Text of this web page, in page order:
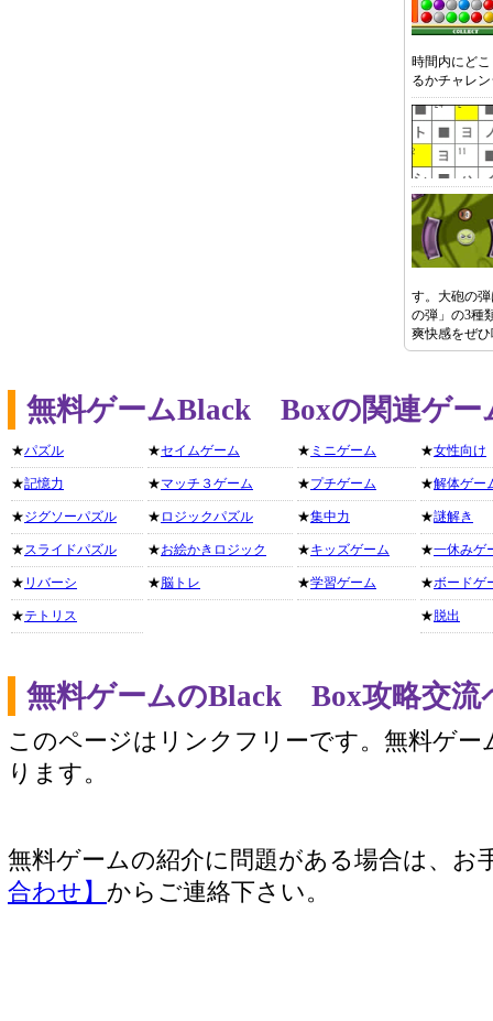
時間内にど
るかチャレ
す。大砲の
の弾」の3種
爽快感をぜ
無料ゲームBlack Boxの関連ゲー
★パズル
★記憶力
★ジグソーパズル
★スライドパズル
★ リバーシ
★テトリス
★セイムゲーム
★マッチ３ゲーム
★ ロジックパズル
★お絵かきロジック
★脳トレ
★ ミニゲーム
★プチゲーム
★集中力
★キッズゲーム
★学習ゲーム
★女性向け
★解体ゲー
★謎解き
★一休みゲ
★ボードゲ
★ 脱出
無料ゲームのBlack Box攻略交流
このページはリンクフリーです。無料ゲー
ります。
無料ゲームの紹介に問題がある場合は、お
合わせ】 からご連絡下さい。